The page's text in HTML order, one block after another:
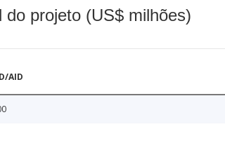
do projeto (US$ milhões)
AID